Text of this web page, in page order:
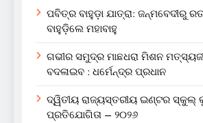
ପବିତ୍ର ବାହୁଡ଼ା ଯାତ୍ରା: ଜନ୍ମବେଦୀରୁ
ବାହୁଡ଼ିଲେ ମହାବାହୁ
ଗଭୀର ସମୁଦ୍ର ମାଛଧରା ମିଶନ
ବଦଳାଇବ : ଧର୍ମେନ୍ଦ୍ର ପ୍ରଧାନ
ଦ୍ୱିତୀୟ ରାଜ୍ୟସ୍ତରୀୟ ଇଣ୍ଟର ସ୍କୁଲ୍
ପ୍ରତିଯୋଗିତା – ୨୦୨୬